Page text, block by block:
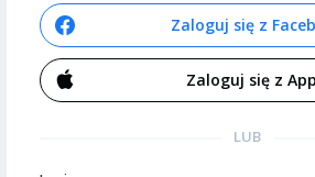
Zaloguj się z
Zaloguj się z
LUB